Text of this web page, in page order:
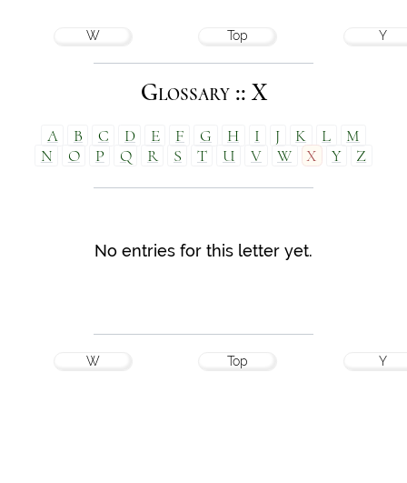
W Top Y
Glossary :: X
A B C D E F G H I J K L
M
N
O P Q R S T U V W X Y Z
No entries for this letter yet.
W Top Y